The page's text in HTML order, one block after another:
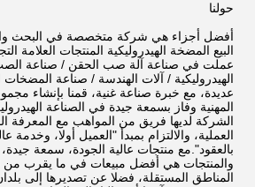
حولنا
أفضل أجزاء هي شركة متخصصة في البحث
البيع المضخة الهيدروليكية المنتجات العلامة
عملت في صناعة آلة صب الحقن / صناعة
الهيدروليكية / آلات الهندسة / صناعة المضخات
عديدة، مع خبرة صناعة غنية، قمنا بإنشاء
المهنية وفاز بسمعة جيدة في الصناعة
الشركة لديها فريق من المواهب مع المعرفة
العملية، والالتزام بمبدأ "العميل أولا، وخدمة
بالعقود".مع منتجات عالية الجودة، سمعة
المناطق المستقلة، فضلا عن تصديرها إلى بلدان